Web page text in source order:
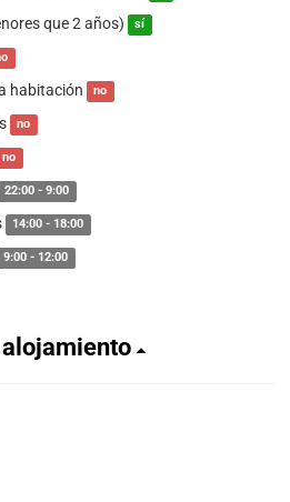
que 2 años) sí
habitación no
no
no
22:00 - 9:00
14:00 - 18:00
9:00 - 12:00